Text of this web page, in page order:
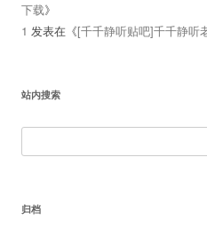
下载》
1 发表在《[千千静听贴吧]千千静听
站内搜索
索：
归档